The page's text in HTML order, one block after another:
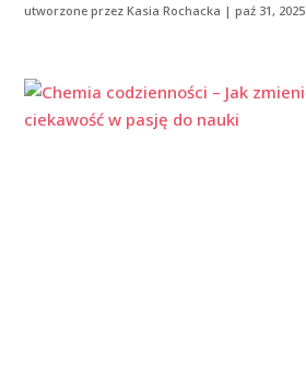
utworzone przezKasia Rochacka |paź 31, 2025